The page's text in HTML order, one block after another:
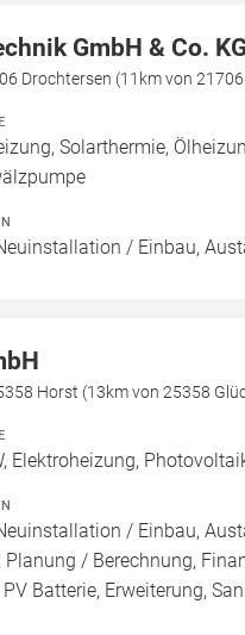
GmbH & Co.
Drochtersen (11km von
Solarthermie,
/ Einbau,
Horst (13km von 25358
Elektroheizung,
/ Einbau,
/ Berechnung,
Batterie, Erweiterung,